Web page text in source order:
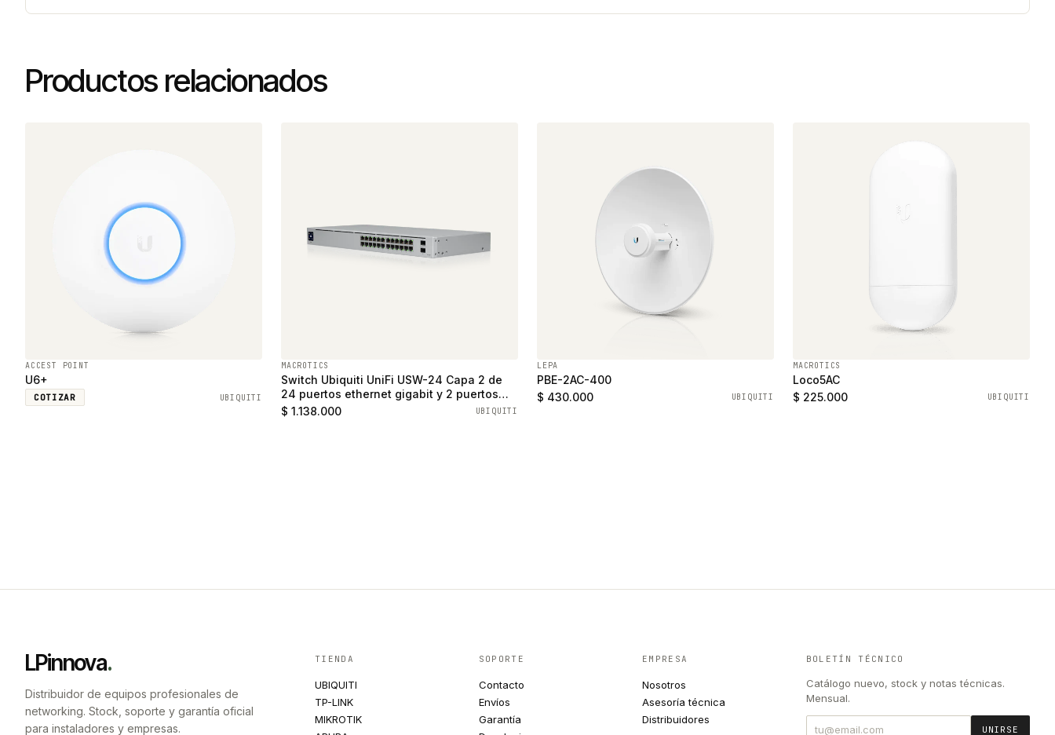
Productos relacionados
ACCEST POINT
U6+
COTIZAR UBIQUITI
MACROTICS
Switch Ubiquiti UniFi USW-24 Capa 2 de
24 puertos ethernet gigabit y 2 puertos
SFP
$ 1.138.000 UBIQUITI
LEPA
PBE-2AC-400
$ 430.000
UBIQUITI
MACROTICS
Loco5AC
$ 225.000
UBIQUITI
LPinnova.
Distribuidor de equipos profesionales de
networking. Stock, soporte y garantía oficial
para instaladores y empresas.
TIENDA
UBIQUITI
TP-LINK
MIKROTIK
SOPORTE
Contacto
Envíos
Garantía
EMPRESA
Nosotros
Asesoría técnica
Distribuidores
BOLETÍN TÉCNICO
Catálogo nuevo, stock y notas técnicas.
Mensual.
UNIRSE